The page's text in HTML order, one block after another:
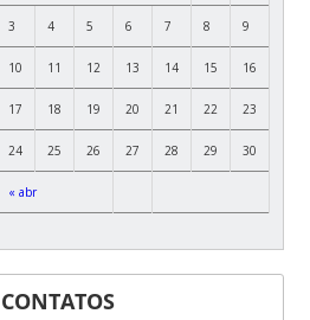
« abr
3 4 5 6 7 8 9
10 11 12 13 14 15 16
17 18 19 20 21 22 23
24 25 26 27 28 29 30
CONTATOS